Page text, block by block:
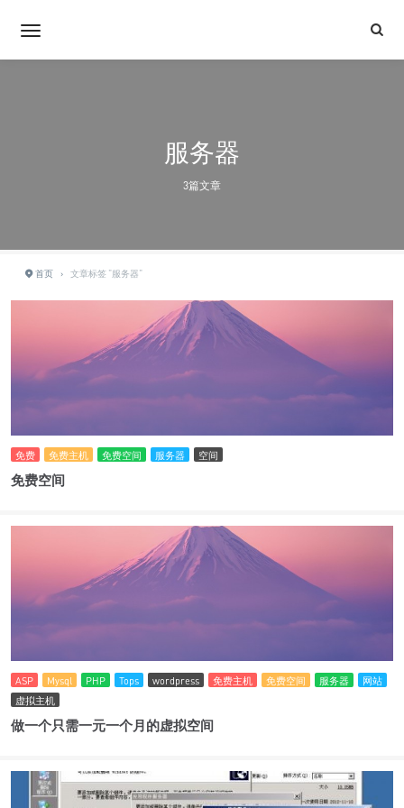
服务器
3篇文章
首页 › 文章标签 "服务器"
免费 免费主机 免费空间 服务器 空间
免费空间
ASP Mysql PHP Tops wordpress 免费主机 免费空间 服务器
网站
虚拟主机
做一个只需一元一个月的虚拟空间